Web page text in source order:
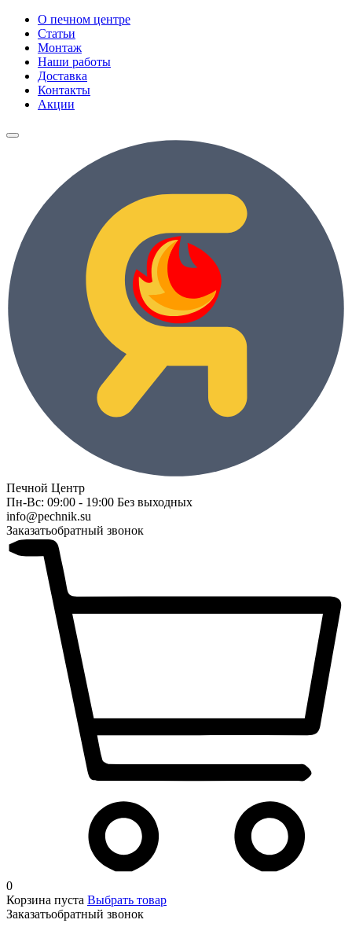
О печном центре
Статьи
Монтаж
Наши работы
Доставка
Контакты
Акции
Печной Центр
Пн-Вс: 09:00 - 19:00 Без выходных
info@pechnik.su
Заказатьобратный звонок
0
Корзина пуста Выбрать товар
Заказатьобратный звонок